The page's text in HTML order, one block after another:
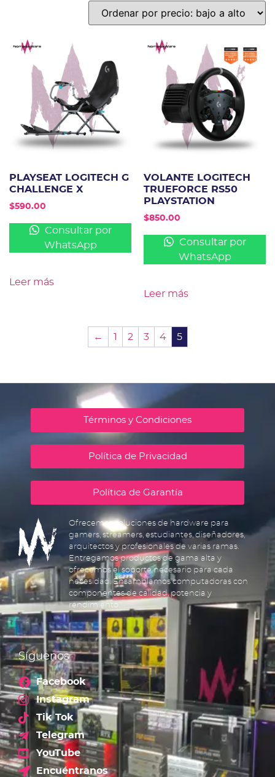
PLAYSEAT LOGITECH G
CHALLENGE X
$590.00
Consultar por
WhatsApp
Leer más
VOLANTE LOGITECH
TRUEFORCE RS50
PLAYSTATION
$850.00
Consultar por
WhatsApp
Leer más
← 1 2 3 4 5
Términos y Condiciones
Política de Privacidad
Política de Garantía
Ofrecemos soluciones de hardware para
gamers, streamers, estudiantes, diseñadores,
arquitectos y profesionales de varias ramas.
Entregamos productos de gama alta y
ofrecemos el soporte necesario para cada
necesidad. Ensamblamos computadoras con
componentes de calidad, potencia y
rendimiento.
Síguenos
Facebook
Instagram
Tik Tok
Telegram
YouTube
Encuéntranos